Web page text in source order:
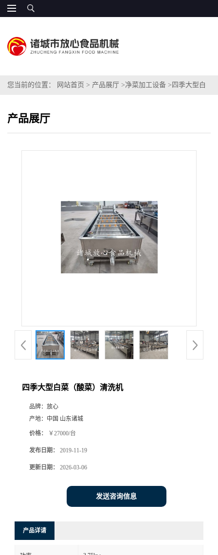
您当前的位置： 网站首页 > 产品展厅 >净菜加工设备 > 四季大型白
产品展厅
四季大型白菜（酸菜）清洗机
品牌： 放心
产地： 中国 山东诸城
价格： ￥27000/台
发布日期： 2019-11-19
更新日期： 2026-03-06
发送咨询信息
产品详请